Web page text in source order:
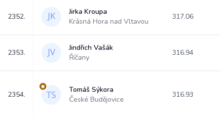
2352.
Jirka Kroupa
Krásná Hora nad Vltavou
317.06
2353.
Jindřich Vašák
Říčany
316.94
2354.
Tomáš Sýkora
České Budějovice
316.93